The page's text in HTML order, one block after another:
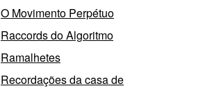
O Movimento Perpétuo
Raccords do Algoritmo
Ramalhetes
Recordações da casa de